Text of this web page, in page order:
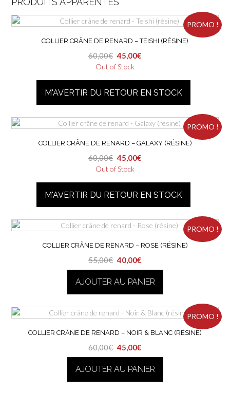
PROMO !
COLLIER CRÂNE DE RENARD – TEISHI (RÉSINE)
60,00€ Le
prix
était :
45,00€
est :
Out of Stock
M'AVERTIR DU RETOUR EN STOCK
PROMO !
COLLIER CRÂNE DE RENARD – GALAXY (RÉSINE)
60,00€ Le
prix
était :
45,00€
est :
Out of Stock
M'AVERTIR DU RETOUR EN STOCK
PROMO !
COLLIER CRÂNE DE RENARD – ROSE (RÉSINE)
55,00€ Le
prix
initial
était :
55,00€.
40,00€
prix
actuel
est :
40,00€.
AJOUTER AU PANIER
PROMO !
COLLIER CRÂNE DE RENARD – NOIR & BLANC (RÉSINE)
60,00€ Le
prix
initial
était :
45,00€
prix
actuel
est :
AJOUTER AU PANIER